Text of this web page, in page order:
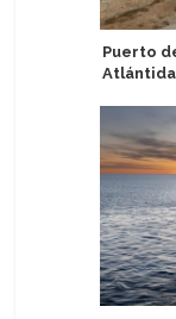
Puerto
Atlántida